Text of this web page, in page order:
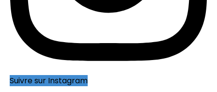
Suivre sur Instagram